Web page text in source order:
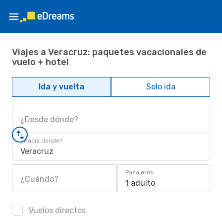
Viajes a Veracruz: paquetes vacacionales de
vuelo + hotel
Ida y vuelta Solo ida
¿Desde dónde?
¿Hacia dónde?
Veracruz
¿Cuándo?
Pasajeros
1 adulto
Vuelos directos